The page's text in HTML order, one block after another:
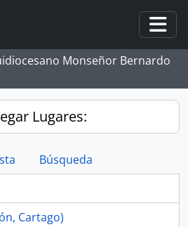
Monseñor Bernardo
Lugares:
Búsqueda
Cartago)